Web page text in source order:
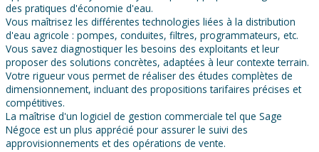
des pratiques d'économie d'eau.
Vous maîtrisez les différentes technologies liées à la distribution
d'eau agricole : pompes, conduites, filtres, programmateurs, etc.
Vous savez diagnostiquer les besoins des exploitants et leur
proposer des solutions concrètes, adaptées à leur contexte terrain.
Votre rigueur vous permet de réaliser des études complètes de
dimensionnement, incluant des propositions tarifaires précises et
compétitives.
La maîtrise d'un logiciel de gestion commerciale tel que Sage
Négoce est un plus apprécié pour assurer le suivi des
approvisionnements et des opérations de vente.